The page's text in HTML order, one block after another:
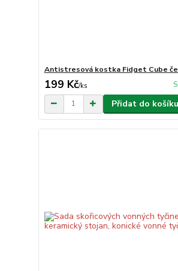
Antistresová kostka Fidget Cube
199 Kč/ks
Přidat do košíku